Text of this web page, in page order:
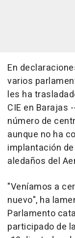
En
varios
les ha
CIE en Barajas
número de
aunque no ha
implantación
aledaños del
"Veníamos a
nuevo", ha
Parlamento
participado de